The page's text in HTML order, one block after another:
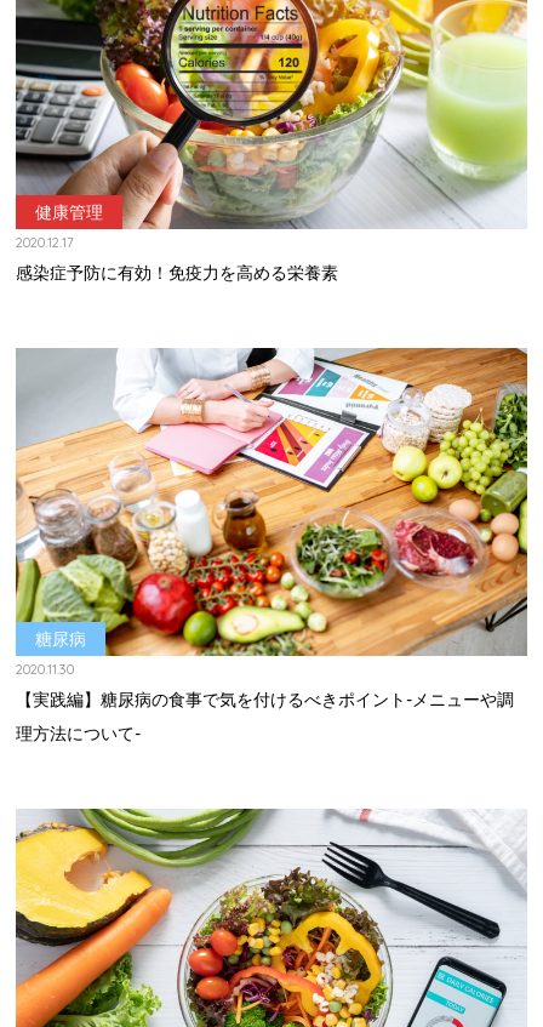
健康管理
2020.12.17
感染症予防に有効！免疫力を高める栄養素
糖尿病
2020.11.30
【実践編】糖尿病の食事で気を付けるべきポイント-メニューや調
理方法について-